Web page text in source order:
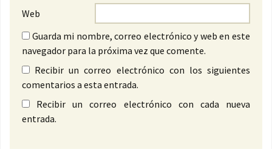
Web
Guarda mi nombre, correo electrónico y web en este
navegador para la próxima vez que comente.
Recibir un correo electrónico con los siguientes
comentarios a esta entrada.
Recibir un correo electrónico con cada nueva
entrada.